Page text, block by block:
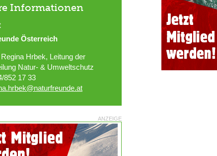
Informationen
Österreich
Regina Hrbek, Leitung der
Natur- & Umweltschutz
852 17 33
ANZEIGE